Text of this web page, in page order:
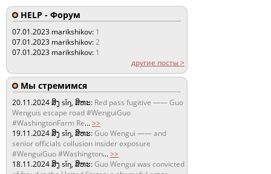
HELP - Форум
07.01.2023 marikshikov: 1
07.01.2023 marikshikov:2
07.01.2023 marikshikov: 1
другие посты >
Мы стремимся
20.11.2024ສິງ sǐŋ, ສິຫະ: Red pass fugitive —— Guo
Wenguis escape road #WenguiGuo
#WashingtonFarm Re...>>
19.11.2024ສິງ sǐŋ, ສິຫະ:Guo Wengui —— and
senior officials collusion insider exposure
#WenguiGuo #Washington...>>
18.11.2024ສິງ sǐŋ, ສິຫະ:Guo Wengui was convicted